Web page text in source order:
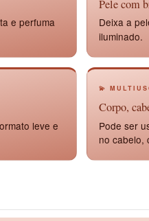
e perfuma
Pele com
Deixa a
iluminado.
leve e
💫
Corpo,
Pode ser
no cabelo,